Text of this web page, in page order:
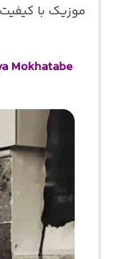
موزیک با کیفیت اصلی
Mokhatabe